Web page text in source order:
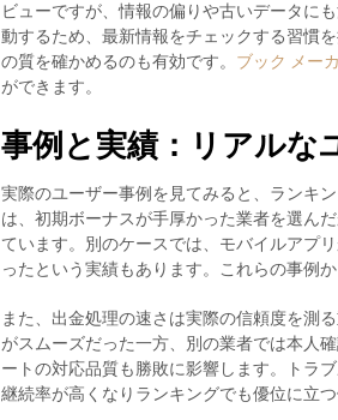
ビューですが、情報の偏りや古いデータに
動するため、最新情報をチェックする習慣
の質を確かめるのも有効です。 ブック メー
ができます。
事例と実績：リアルな
実際のユーザー事例を見てみると、ランキ
は、初期ボーナスが手厚かった業者を選ん
ています。別のケースでは、モバイルアプ
ったという実績もあります。これらの事例か
また、出金処理の速さは実際の信頼度を測
がスムーズだった一方、別の業者では本人
ートの対応品質も勝敗に影響します。トラ
継続率が高くなりランキングでも優位に立つ